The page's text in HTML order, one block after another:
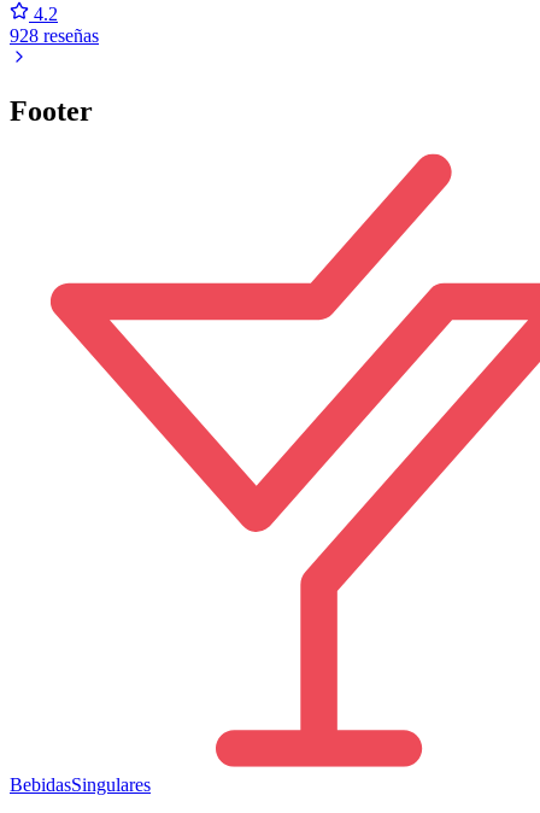
4.2
928 reseñas
Footer
BebidasSingulares